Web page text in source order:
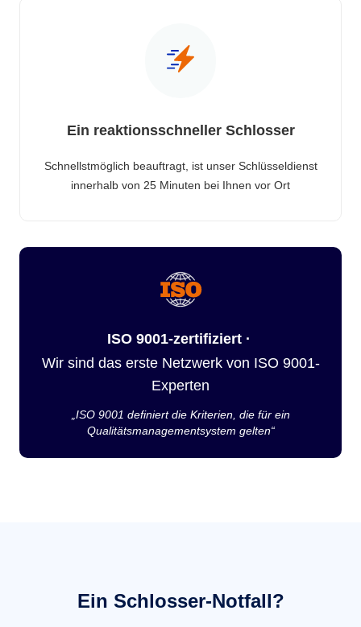
Ein reaktionsschneller Schlosser
Schnellstmöglich beauftragt, ist unser Schlüsseldienst
innerhalb von 25 Minuten bei Ihnen vor Ort
ISO 9001-zertifiziert ·
Wir sind das erste Netzwerk von ISO 9001-
Experten
„ISO 9001 definiert die Kriterien, die für ein
Qualitätsmanagementsystem gelten“
Ein Schlosser-Notfall?